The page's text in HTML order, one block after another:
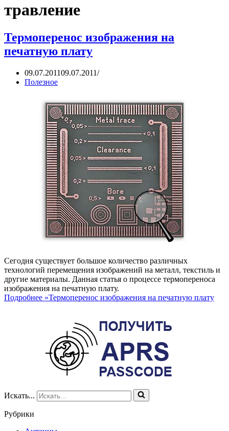
травление
Термоперенос изображения на
печатную плату
09.07.201109.07.2011
Полезное
Сегодня существует большое количество различных
технологий перемещения изображений на металл, текстиль и
другие материалы. Данная статья о процессе термопереноса
изображения на печатную плату.
Подробнее »Термоперенос изображения на печатную плату
Искать...
Рубрики